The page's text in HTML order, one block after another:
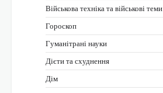
Військова техніка та військові теми
Гороскоп
Гуманітрані науки
Дієти та схуднення
Дім